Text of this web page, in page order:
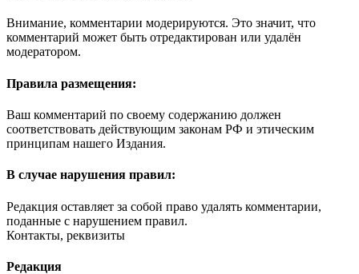
Внимание, комментарии модерируются. Это значит, что
комментарий может быть отредактирован или удалён
модератором.
Правила размещения:
Ваш комментарий по своему содержанию должен
соответствовать действующим законам РФ и этическим
принципам нашего Издания.
В случае нарушения правил:
Редакция оставляет за собой право удалять комментарии,
поданные с нарушением правил.
Контакты, реквизиты
Редакция